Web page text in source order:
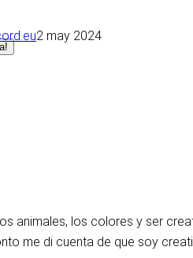
2 may 2024
animales, los colores y ser
me di cuenta de que soy